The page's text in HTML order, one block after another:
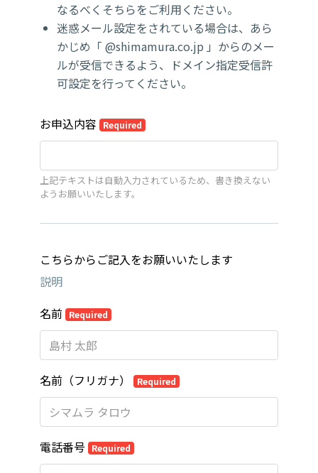
なるべくそちらをご利用ください。
迷惑メール設定をされている場合は、あら
かじめ「 @shimamura.co.jp 」からのメー
ルが受信できるよう、ドメイン指定受信許
可設定を行ってください。
お申込内容 Required
上記テキストは自動入力されているため、書き換えない
ようお願いいたします。
こちらからご記入をお願いいたします
説明
名前 Required
名前（フリガナ） Required
電話番号 Required